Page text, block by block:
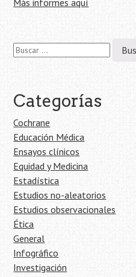
Buscar:
Categorías
Cochrane
Educación Médica
Ensayos clínicos
Equidad y Medicina
Estadística
Estudios no-aleatorios
Estudios observacionales
Ética
General
Infográfico
Investigación